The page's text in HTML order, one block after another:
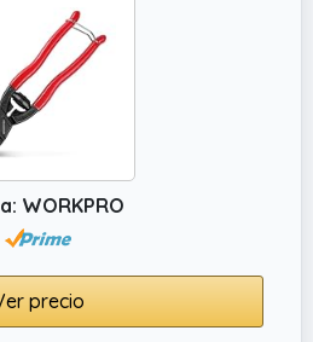
WORKPRO
precio